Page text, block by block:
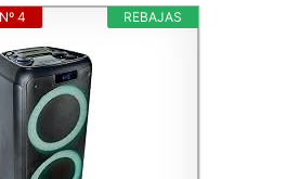
REBAJAS
4